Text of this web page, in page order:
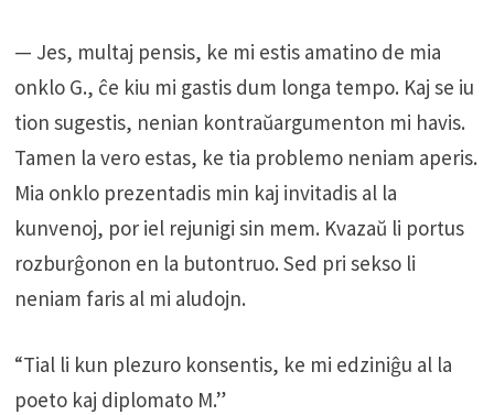
— Jes, multaj pensis, ke mi estis amatino de mia
onklo G., ĉe kiu mi gastis dum longa tempo. Kaj se iu
tion sugestis, nenian kontraŭargumenton mi havis.
Tamen la vero estas, ke tia problemo neniam aperis.
Mia onklo prezentadis min kaj invitadis al la
kunvenoj, por iel rejunigi sin mem. Kvazaŭ li portus
rozburĝonon en la butontruo. Sed pri sekso li
neniam faris al mi aludojn.
“Tial li kun plezuro konsentis, ke mi edziniĝu al la
poeto kaj diplomato M.”